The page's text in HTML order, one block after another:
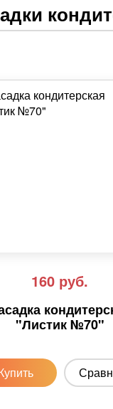
160 руб.
"Листик №70"